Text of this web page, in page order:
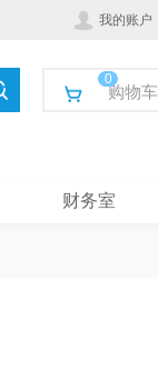
我的账户
购物车
0
财务室